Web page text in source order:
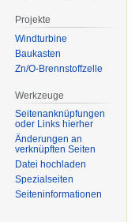
Projekte
Windturbine
Baukasten
Zn/O-Brennstoffzelle
Werkzeuge
Seitenanknüpfungen
oder Links hierher
Änderungen an
verknüpften Seiten
Datei hochladen
Spezialseiten
Seiten­informationen